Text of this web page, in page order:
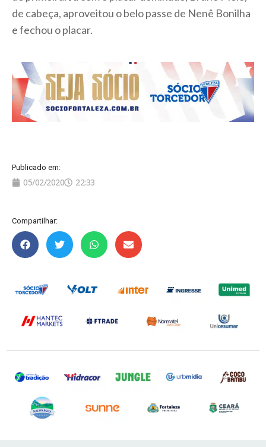
de cabeça, aproveitou o belo passe de Nenê Bonilha
e fechou o placar.
Publicado em:
05/02/2020 22:33
Compartilhar: